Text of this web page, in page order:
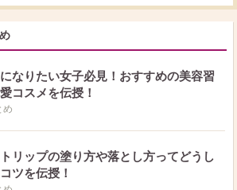
なりたい女子必見！おすすめの美容習
コスメを伝授！
め
リップの塗り方や落とし方ってどうし
ツを伝授！